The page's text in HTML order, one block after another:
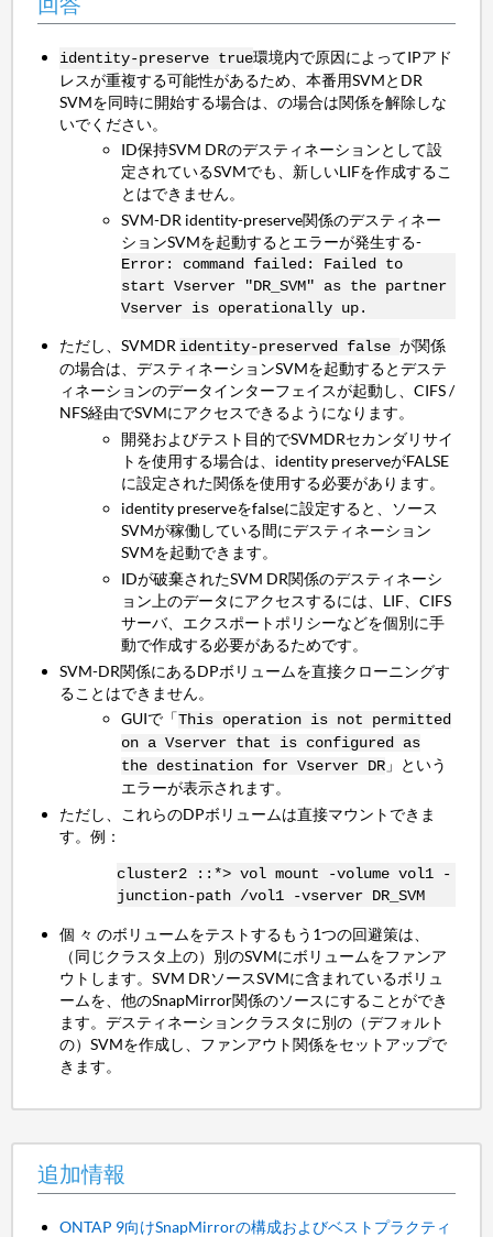
identity-preserve true環境内で原因によってIPアド
レスが重複する可能性があるため、本番用SVMとDR
SVMを同時に開始する場合は、の場合は関係を解除しな
いでください。
ID保持SVM DRのデスティネーションとして設
定されているSVMでも、新しいLIFを作成するこ
とはできません。
SVM-DR identity-preserve関係のデスティネー
ションSVMを起動するとエラーが発生する-
Error: command failed: Failed to
start Vserver "DR_SVM" as the partner
Vserver is operationally up.
ただし、SVMDR identity-preserved falseが関係
の場合は、デスティネーションSVMを起動するとデステ
ィネーションのデータインターフェイスが起動し、CIFS /
NFS経由でSVMにアクセスできるようになります。
開発およびテスト目的でSVMDRセカンダリサイ
トを使用する場合は、identity preserveがFALSE
に設定された関係を使用する必要があります。
identity preserveをfalseに設定すると、ソース
SVMが稼働している間にデスティネーション
SVMを起動できます。
IDが破棄されたSVM DR関係のデスティネーシ
ョン上のデータにアクセスするには、LIF、CIFS
サーバ、エクスポートポリシーなどを個別に手
動で作成する必要があるためです。
SVM-DR関係にあるDPボリュームを直接クローニングす
ることはできません。
GUIで「This operation is not permitted
on a Vserver that is configured as
the destination for Vserver DR 」という
エラーが表示されます。
ただし、これらのDPボリュームは直接マウントできま
す。例：
cluster2 ::*> vol mount -volume vol1 -
junction-path /vol1 -vserver DR_SVM
個 々 のボリュームをテストするもう1つの回避策は、
（同じクラスタ上の）別のSVMにボリュームをファンア
ウトします。SVM DRソースSVMに含まれているボリュ
ームを、他のSnapMirror関係のソースにすることができ
ます。デスティネーションクラスタに別の（デフォルト
の）SVMを作成し、ファンアウト関係をセットアップで
きます。
追加情報
ONTAP 9向けSnapMirrorの構成およびベストプラクティ